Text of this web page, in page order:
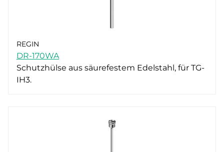
REGIN
DR-170WA
Schutzhülse aus säurefestem Edelstahl, für TG-
IH3.